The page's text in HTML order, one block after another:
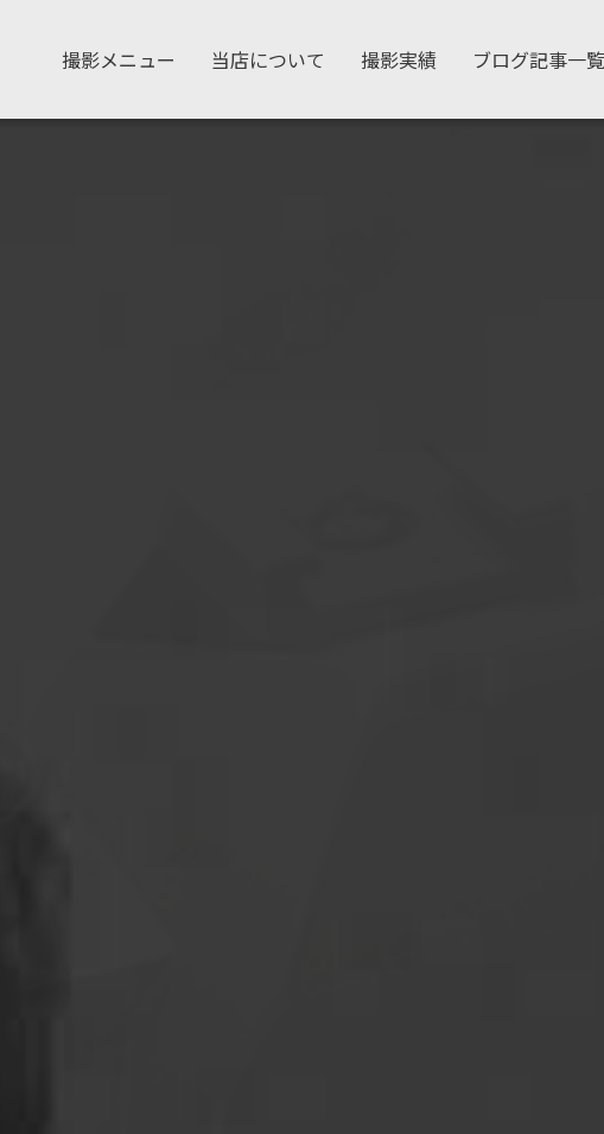
撮影メニュー 当店について 撮影実績 ブログ記事一覧